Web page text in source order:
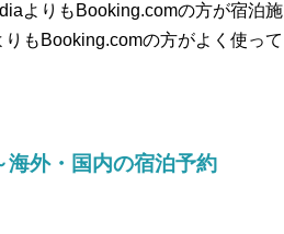
よりもBooking.comの方が宿泊施
もBooking.comの方がよく使って
外・国内の宿泊予約